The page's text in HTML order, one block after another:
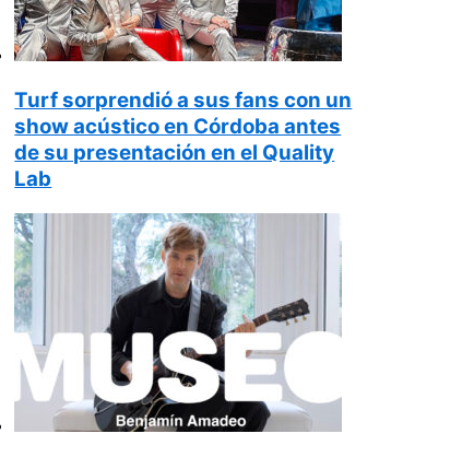
Turf sorprendió a sus fans con un
show acústico en Córdoba antes
de su presentación en el Quality
Lab